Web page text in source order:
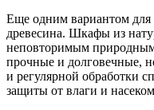
Еще одним вариантом для
древесина. Шкафы из
неповторимым
прочные и долговечные,
и регулярной обработки
защиты от влаги и